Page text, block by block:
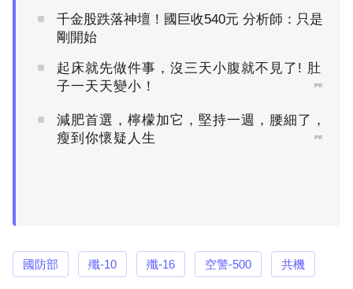
千金股跌落神壇！國巨收540元 分析師：只是
剛開始
起床就先做件事，沒三天小腹就不見了! 肚
子一天天變小！
PR
減肥首選，檸檬加它，堅持一週，腰細了，
瘦到你懷疑人生
PR
國防部 殲-10 殲-16 空警-500 共機